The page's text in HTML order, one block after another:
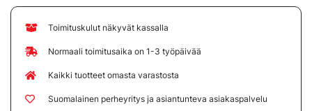
Toimituskulut näkyvät kassalla
Normaali toimitusaika on 1-3 työpäivää
Kaikki tuotteet omasta varastosta
Suomalainen perheyritys ja asiantunteva asiakaspalvelu